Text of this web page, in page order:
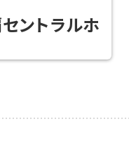
ントラルホ